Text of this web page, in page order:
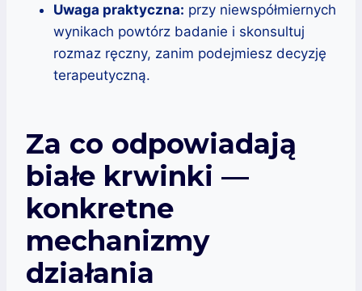
Uwaga praktyczna: przy niewspółmiernych
wynikach powtórz badanie i skonsultuj
rozmaz ręczny, zanim podejmiesz decyzję
terapeutyczną.
Za co odpowiadają
białe krwinki —
konkretne
mechanizmy
działania